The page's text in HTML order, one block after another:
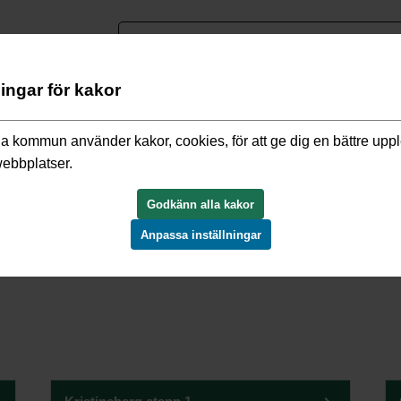
lokaler/Markanvisningar/Avslutade markanvisningar
för kakor
kommun använder kakor, cookies, för att ge dig en bättre
Godkänn alla kakor
Anpassa inställningar